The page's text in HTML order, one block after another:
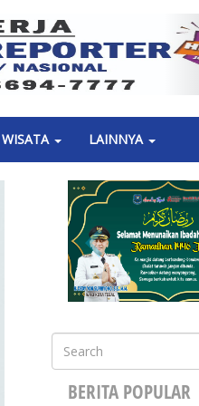
WISATA LAINNYA
Search
BERITA POPULAR